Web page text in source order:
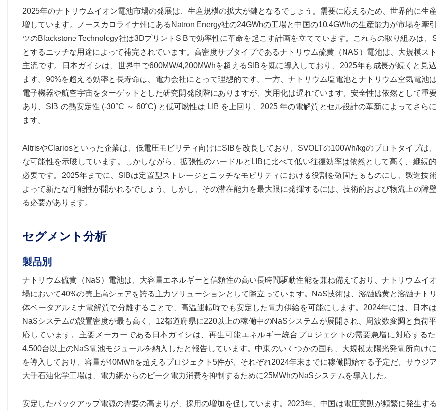
2025年のナトリウムイオン電池市場の発展は、生産規模の拡大が鍵となるでしょう。需要に応えるため、世界的に生
増しています。ノースカロライナ州にあるNatron Energy社の24GWhの工場と中国の10.4GWhの生産能力が市場を牽
ツのBlackstone Technology社は3DプリントSIBで効率性に革命を起こす計画を立てています。これらの取り組みは、
とするニッチな用途によって補完されています。高密度サブタイプであるナトリウム硫黄（NAS）電池は、大規模ス
主流です。日本ガイシは、世界中で600MW/4,200MWhを超えるSIBを既に導入しており、2025年も成長が続くと見
ます。90%を超える効率と長寿命は、電力会社にとって理想的です。一方、ナトリウム塩電池とナトリウム空気電池
電子機器や航空宇宙をターゲットとした研究開発段階にありますが、実用化は遅れています。安全性は依然として重
あり、SIB の熱安定性 (-30°C ～ 60°C) と低可燃性は LIB を上回り、2025 年の電解質とセル設計の革新によってさら
ます。
AltrisやClariosといった企業は、低電圧モビリティ向けにSIBを改良しており、SVOLTの100Wh/kgのプロトタイプは
な可能性を示唆しています。しかしながら、拡張性のハードルとLIBに比べて低い往復効率は依然として高く、継続
必要です。2025年までに、SIBは定置型ストレージとニッチなモビリティにおける役割を確固たるものにし、製造技
よって新たな可能性が開かれるでしょう。しかし、その潜在能力を最大限に発揮するには、技術的および物流上の障
る必要があります。
セグメント分析
製品別
ナトリウム硫黄（NaS）電池は、大容量エネルギーと信頼性の高い長時間駆動性能を兼ね備えており、ナトリウムイ
場において40%の売上高シェアを誇る主力ソリューションとして際立っています。NaS技術は、溶融硫黄と溶融ナト
体ベータアルミナ電解質で分離することで、高温運転時でも安定した電力供給を可能にします。2024年には、日本
NaSシステムの設置密度が最も高く、12都道府県に220以上の稼働中のNaSシステムが展開され、周波​​数変調と負荷
応しています。主要メーカーである日本ガイシは、再生可能エネルギー統合プロジェクトの需要急増に対応する
4,500台以上のNaS電池モジュールを納入したと報告しています。中東のいくつかの国も、大規模太陽光発電所向け
を導入しており、容量が40MWhを超えるプロジェクト5件が、それぞれ2024年末までに稼働開始する予定だ。サウジ
大手石油化学工場は、電力網からのピーク電力消費を抑制するために25MWhのNaSシステムを導入した。
安定したバックアップ電源の需要の高まりが、採用の増加を促しています。2023年、中国は電圧変動が頻繁に発生す